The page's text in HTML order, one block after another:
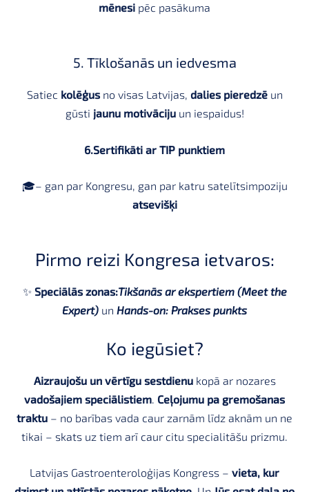
mēnesi pēc pasākuma
5. Tīklošanās un iedvesma
Satiec kolēģusno visas Latvijas, dalies pieredzēun
gūsti jaunu motivācijuun iespaidus!
6.Sertifikāti ar TIP punktiem
🎓– gan par Kongresu, gan par katru satelītsimpoziju
atsevišķi
Pirmo reizi Kongresa ietvaros:
✨ Speciālās zonas:Tikšanās ar ekspertiem (Meet the
Expert) un Hands-on: Prakses punkts
Ko iegūsiet?
Aizraujošu un vērtīgu sestdienukopā ar nozares
vadošajiem speciālistiem. Ceļojumu pa gremošanas
traktu – no barības vada caur zarnām līdz aknām un ne
tikai – skats uz tiem arī caur citu specialitāšu prizmu.
Latvijas Gastroenteroloģijas Kongress – vieta, kur